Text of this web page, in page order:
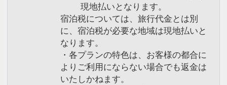
現地払いとなります。
宿泊税については、旅行代金とは別
に、宿泊税が必要な地域は現地払いと
なります。
・各プランの特色は、お客様の都合に
よりご利用にならない場合でも返金は
いたしかねます。